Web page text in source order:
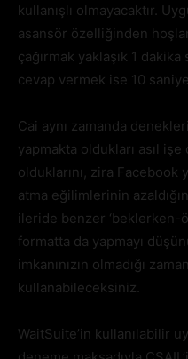
kullanışlı olmayacaktır.
asansör özelliğinden
çağırmak yaklaşık 1
cevap vermek ise 10
Cai aynı zamanda
yapmakta oldukları asıl
olduklarını, zira
atma eğilimlerinin
ileride benzer ‘beklerken-
formatta da yapmayı
imkanınızın olmadığı
kullanabileceksiniz.
WaitSuite’in kullanılabilir